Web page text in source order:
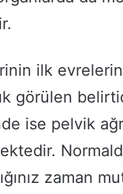
ilk
görülen
ise pelvik
zaman